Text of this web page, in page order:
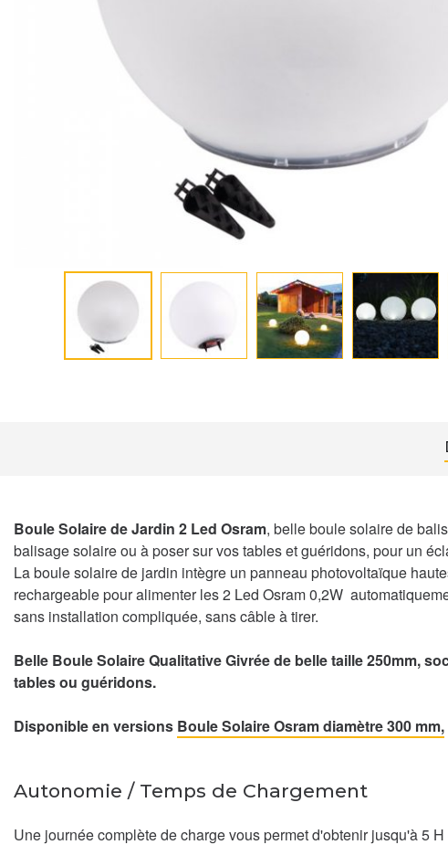
Boule Solaire de Jardin 2 Led Osram, belle boule solaire de
balisage solaire ou à poser sur vos tables et guéridons, pour un
La boule solaire de jardin intègre un panneau photovoltaïque
rechargeable pour alimenter les 2 Led Osram 0,2W
sans installation compliquée, sans câble à tirer.
Belle Boule Solaire Qualitative Givrée de belle taille 250mm,
tables ou guéridons.
Disponible en versions Boule Solaire Osram diamètre 300 mm,
Autonomie / Temps de Chargement
Une journée complète de charge vous permet d'obtenir jusqu'à 5